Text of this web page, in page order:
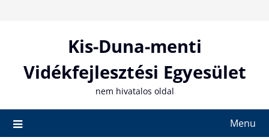
Kis-Duna-menti
Vidékfejlesztési Egyesület
nem hivatalos oldal
Menu